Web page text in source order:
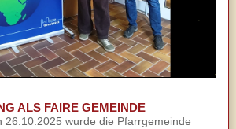
ALS FAIRE GEMEINDE
26.10.2025 wurde die Pfarrgemeinde